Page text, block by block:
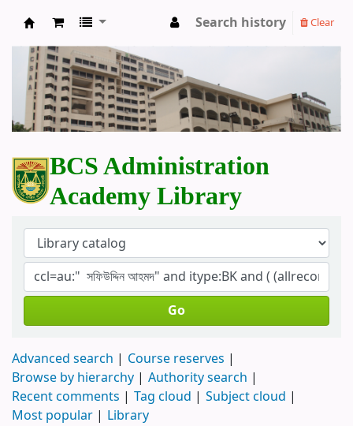
BCS Administration Academy Library
Search history Clear
BCS Administration
Academy Library
Go
Advanced search
Course reserves
Browse by hierarchy
Authority search
Recent comments
Tag cloud
Subject cloud
Most popular
Library